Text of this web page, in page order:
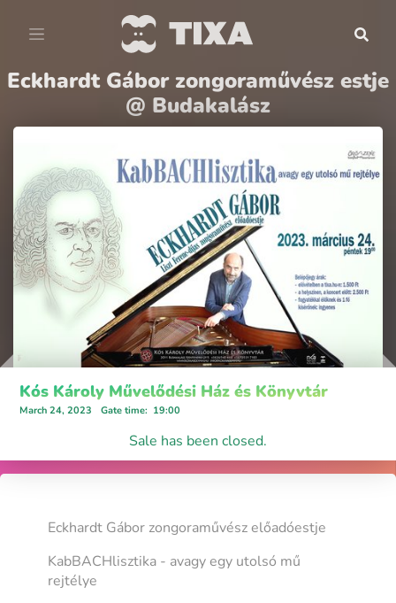
Eckhardt Gábor zongoraművész estje
@ Budakalász
Kós Károly Művelődési Ház és Könyvtár
March 24, 2023 Gate time: 19:00
Sale has been closed.
Eckhardt Gábor zongoraművész előadóestje
KabBACHlisztika - avagy egy utolsó mű
rejtélye